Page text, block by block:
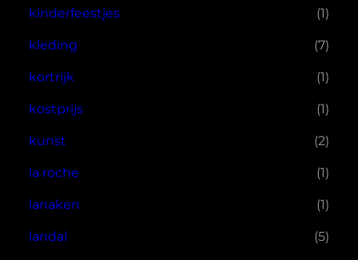
kinderfeestjes (1)
kleding (7)
kortrijk (1)
kostprijs (1)
kunst (2)
la roche (1)
lanaken (1)
landal (5)